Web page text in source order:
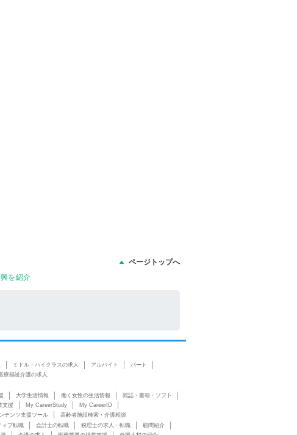
ページトップへ
を紹介
ミドル・ハイクラスの求人 アルバイト
パート
療福祉介護の求人
大学生活情報 働く女性の生活情報
雑誌・書籍・ソフト
支援 My CareerStudy
My CareerID
テンツ支援ツール
高齢者施設検索・介護相談
ィブ転職 会計士の転職 税理士の求人・転職
顧問紹介